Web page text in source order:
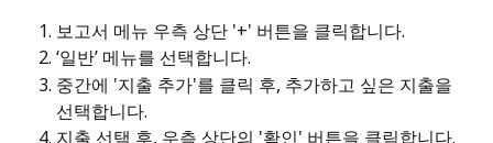
보고서 메뉴 우측 상단 '+' 버튼을 클릭합니다.
‘일반’ 메뉴를 선택합니다.
중간에 '지출 추가'를 클릭 후, 추가하고 싶은 지출을
선택합니다.
지출 선택 후, 우측 상단의 '확인' 버튼을 클릭합니다.